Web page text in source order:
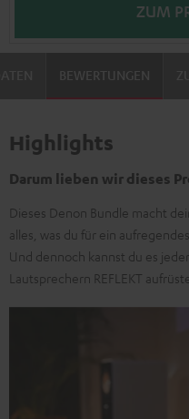
ZUM
BEWERTUNGEN
Highlights
Darum lieben wir dieses
Dieses Denon Bundle macht
alles, was du für ein
Und dennoch kannst du es
Lautsprechern REFLEKT